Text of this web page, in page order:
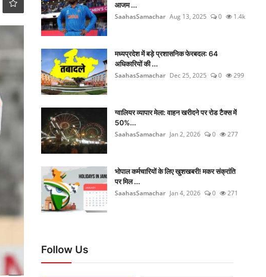
आजम ...
SaahasSamachar Aug 13, 2025 0 1.4k
मध्यप्रदेश में बड़े प्रशासनिक फेरबदल: 64
अधिकारियों की ...
SaahasSamachar Dec 25, 2025 0 299
ग्वालियर व्यापार मेला: वाहन खरीदने पर रोड टैक्स में
50%...
SaahasSamachar Jan 2, 2026 0 277
भोपाल कर्मचारियों के लिए खुशखबरी! मकर संक्रांति
पर मिल ...
SaahasSamachar Jan 4, 2026 0 271
Follow Us